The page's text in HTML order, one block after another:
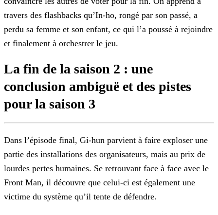
travers des flashbacks qu’In-ho, rongé par son passé, a
perdu sa femme et son enfant, ce qui l’a poussé à rejoindre
et finalement à orchestrer le jeu.
La fin de la saison 2 : une
conclusion ambiguë et des pistes
pour la saison 3
Dans l’épisode final, Gi-hun parvient à faire exploser une
partie des installations des organisateurs, mais au prix de
lourdes pertes humaines. Se retrouvant face à face avec le
Front Man, il découvre que celui-ci est également une
victime du système qu’il tente de défendre.